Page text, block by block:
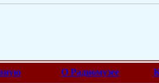
О Радиомузее